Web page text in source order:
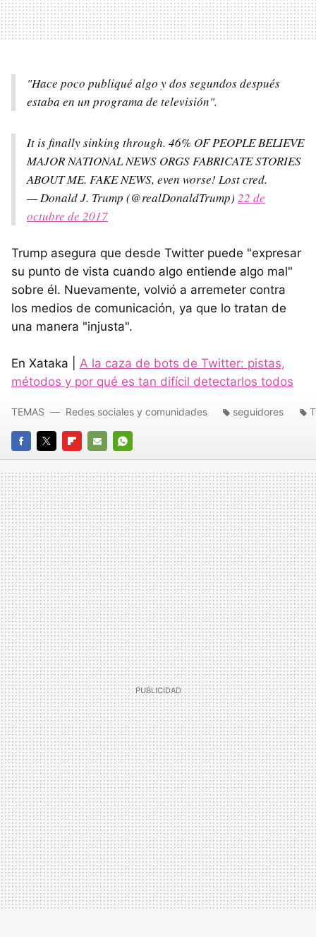
"Hace poco publiqué algo y dos segundos después
estaba en un programa de televisión".
It is finally sinking through. 46% OF PEOPLE BELIEVE
MAJOR NATIONAL NEWS ORGS FABRICATE STORIES
ABOUT ME. FAKE NEWS, even worse! Lost cred.
— Donald J. Trump (@realDonaldTrump) 22 de
octubre de 2017
Trump asegura que desde Twitter puede "expresar
su punto de vista cuando algo entiende algo mal"
sobre él. Nuevamente, volvió a arremeter contra
los medios de comunicación, ya que lo tratan de
una manera "injusta".
En Xataka | A la caza de bots de Twitter: pistas,
métodos y por qué es tan difícil detectarlos todos
FACEBOOK
TWITTERFLIPBOARD
E-
MAIL
WHATSAPP
TEMAS Redes sociales y comunidades seguidores